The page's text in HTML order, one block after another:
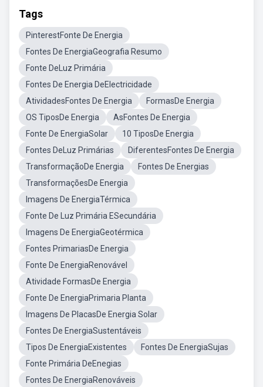
Tags
PinterestFonte De Energia
Fontes De EnergiaGeografia Resumo
Fonte DeLuz Primária
Fontes De Energia DeElectricidade
AtividadesFontes De Energia
FormasDe Energia
OS TiposDe Energia
AsFontes De Energia
Fonte De EnergiaSolar
10 TiposDe Energia
Fontes DeLuz Primárias
DiferentesFontes De Energia
TransformaçãoDe Energia
Fontes De Energias
TransformaçõesDe Energia
Imagens De EnergiaTérmica
Fonte De Luz Primária ESecundária
Imagens De EnergiaGeotérmica
Fontes PrimariasDe Energia
Fonte De EnergiaRenovável
Atividade FormasDe Energia
Fonte De EnergiaPrimaria Planta
Imagens De PlacasDe Energia Solar
Fontes De EnergiaSustentáveis
Tipos De EnergiaExistentes
Fontes De EnergiaSujas
Fonte Primária DeEnegias
Fontes De EnergiaRenováveis